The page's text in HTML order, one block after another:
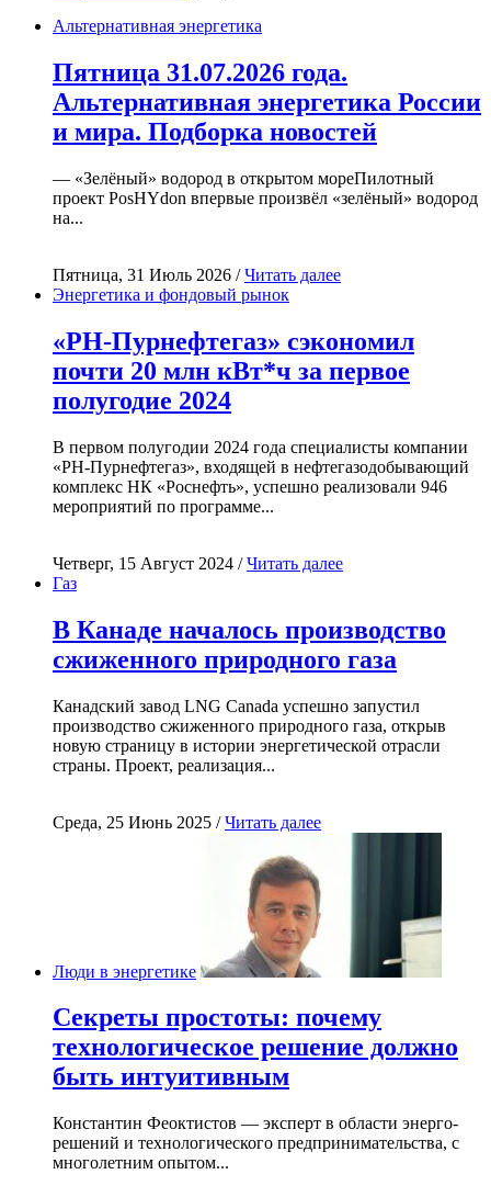
Альтернативная энергетика
Пятница 31.07.2026 года.
Альтернативная энергетика России
и мира. Подборка новостей
— «Зелёный» водород в открытом мореПилотный
проект PosHYdon впервые произвёл «зелёный» водород
на...
Пятница, 31 Июль 2026 /Читать далее
Энергетика и фондовый рынок
«РН-Пурнефтегаз» сэкономил
почти 20 млн кВт*ч за первое
полугодие 2024
В первом полугодии 2024 года специалисты компании
«РН-Пурнефтегаз», входящей в нефтегазодобывающий
комплекс НК «Роснефть», успешно реализовали 946
мероприятий по программе...
Четверг, 15 Август 2024 /Читать далее
Газ
В Канаде началось производство
сжиженного природного газа
Канадский завод LNG Canada успешно запустил
производство сжиженного природного газа, открыв
новую страницу в истории энергетической отрасли
страны. Проект, реализация...
Среда, 25 Июнь 2025 /Читать далее
Люди в энергетике
Секреты простоты: почему
технологическое решение должно
быть интуитивным
Константин Феоктистов — эксперт в области энерго-
решений и технологического предпринимательства, с
многолетним опытом...